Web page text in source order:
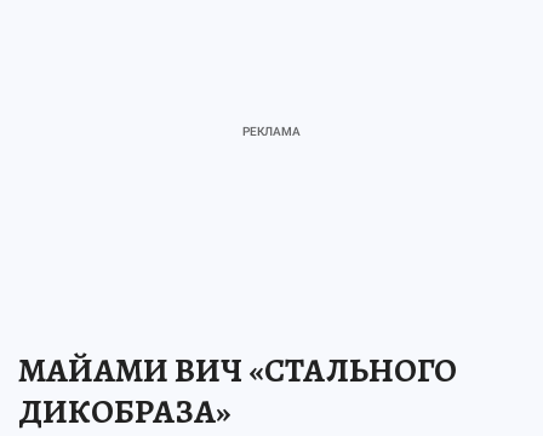
МАЙАМИ ВИЧ «СТАЛЬНОГО
ДИКОБРАЗА»